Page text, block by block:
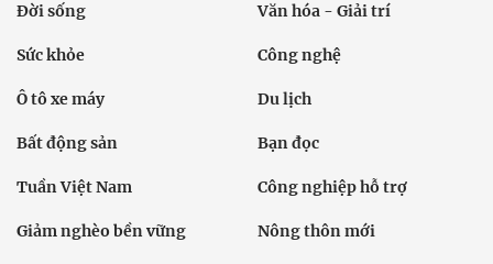
Đời sống Văn hóa - Giải trí
Sức khỏe Công nghệ
Ô tô xe máy Du lịch
Bất động sản Bạn đọc
Tuần Việt Nam Công nghiệp hỗ trợ
Giảm nghèo bền vững Nông thôn mới